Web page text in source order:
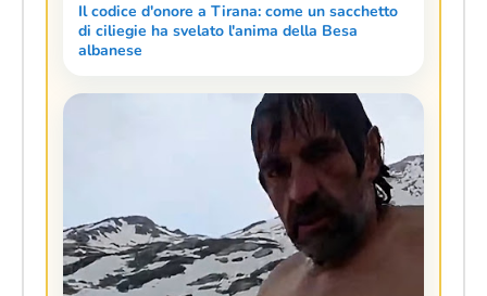
Il codice d'onore a Tirana: come un sacchetto
di ciliegie ha svelato l'anima della Besa
albanese